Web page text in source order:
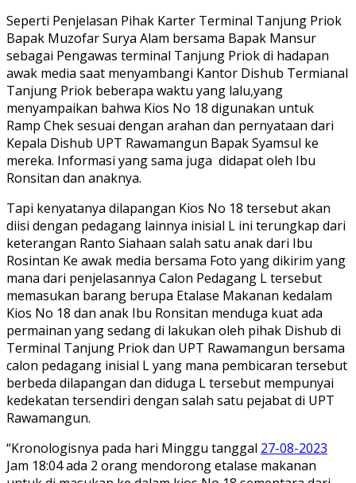
Seperti Penjelasan Pihak Karter Terminal Tanjung Priok
Bapak Muzofar Surya Alam bersama Bapak Mansur
sebagai Pengawas terminal Tanjung Priok di hadapan
awak media saat menyambangi Kantor Dishub Termianal
Tanjung Priok beberapa waktu yang lalu,yang
menyampaikan bahwa Kios No 18 digunakan untuk
Ramp Chek sesuai dengan arahan dan pernyataan dari
Kepala Dishub UPT Rawamangun Bapak Syamsul ke
mereka. Informasi yang sama juga didapat oleh Ibu
Ronsitan dan anaknya.
Tapi kenyatanya dilapangan Kios No 18 tersebut akan
diisi dengan pedagang lainnya inisial L ini terungkap dari
keterangan Ranto Siahaan salah satu anak dari Ibu
Rosintan Ke awak media bersama Foto yang dikirim yang
mana dari penjelasannya Calon Pedagang L tersebut
memasukan barang berupa Etalase Makanan kedalam
Kios No 18 dan anak Ibu Ronsitan menduga kuat ada
permainan yang sedang di lakukan oleh pihak Dishub di
Terminal Tanjung Priok dan UPT Rawamangun bersama
calon pedagang inisial L yang mana pembicaran tersebut
berbeda dilapangan dan diduga L tersebut mempunyai
kedekatan tersendiri dengan salah satu pejabat di UPT
Rawamangun.
“Kronologisnya pada hari Minggu tanggal 27-08-2023
Jam 18:04 ada 2 orang mendorong etalase makanan